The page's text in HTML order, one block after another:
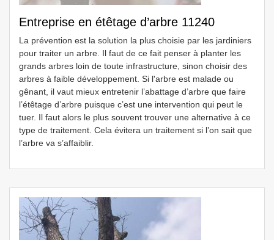
Entreprise en étêtage d’arbre 11240
La prévention est la solution la plus choisie par les jardiniers
pour traiter un arbre. Il faut de ce fait penser à planter les
grands arbres loin de toute infrastructure, sinon choisir des
arbres à faible développement. Si l'arbre est malade ou
gênant, il vaut mieux entretenir l’abattage d’arbre que faire
l’étêtage d’arbre puisque c’est une intervention qui peut le
tuer. Il faut alors le plus souvent trouver une alternative à ce
type de traitement. Cela évitera un traitement si l’on sait que
l’arbre va s’affaiblir.